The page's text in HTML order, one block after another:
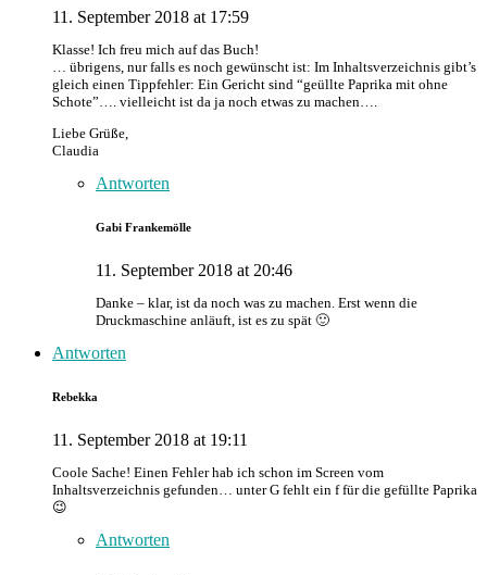
11. September 2018 at 17:59
Klasse! Ich freu mich auf das Buch!
… übrigens, nur falls es noch gewünscht ist: Im Inhaltsverzeichnis gibt’s
gleich einen Tippfehler: Ein Gericht sind “geüllte Paprika mit ohne
Schote”…. vielleicht ist da ja noch etwas zu machen….
Liebe Grüße,
Claudia
Antworten
Gabi Frankemölle
11. September 2018 at 20:46
Danke – klar, ist da noch was zu machen. Erst wenn die
Druckmaschine anläuft, ist es zu spät 🙂
Antworten
Rebekka
11. September 2018 at 19:11
Coole Sache! Einen Fehler hab ich schon im Screen vom
Inhaltsverzeichnis gefunden… unter G fehlt ein f für die gefüllte Paprika
😉
Antworten